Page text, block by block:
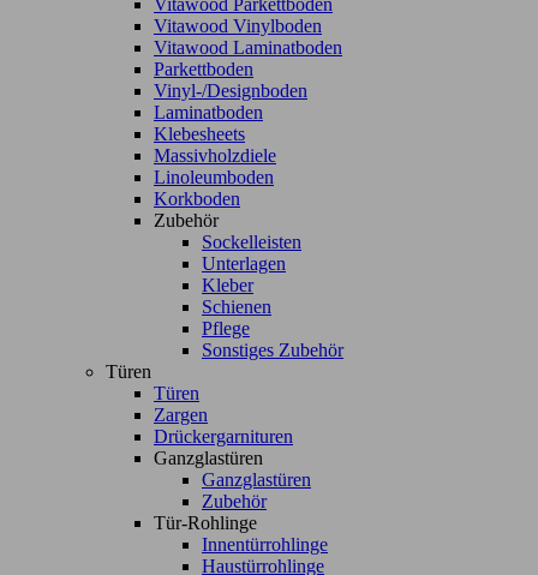
Vitawood Parkettboden
Vitawood Vinylboden
Vitawood Laminatboden
Parkettboden
Vinyl-/Designboden
Laminatboden
Klebesheets
Massivholzdiele
Linoleumboden
Korkboden
Zubehör
Sockelleisten
Unterlagen
Kleber
Schienen
Pflege
Sonstiges Zubehör
Türen
Türen
Zargen
Drückergarnituren
Ganzglastüren
Ganzglastüren
Zubehör
Tür-Rohlinge
Innentürrohlinge
Haustürrohlinge